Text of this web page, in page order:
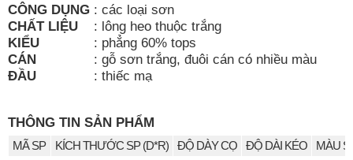
CÔNG DỤNG : các loại sơn
CHẤT LIỆU
: lông heo thuộc trắng
KIỂU
: phẳng 60% tops
CÁN
: gỗ sơn trắng, đuôi cán có nhiều màu
ĐẦU
: thiếc mạ
THÔNG TIN SẢN PHẨM
MÃ SP KÍCH THƯỚC SP (D*R) ĐỘ DÀY CỌ ĐỘ DÀI KÉO
MÀU